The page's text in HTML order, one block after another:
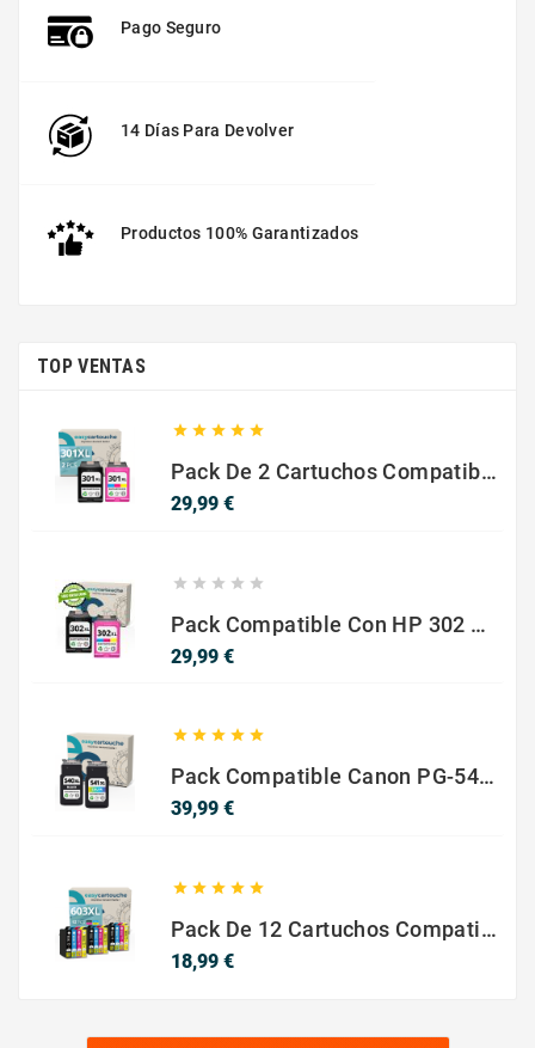
Pago Seguro
14 Días Para Devolver
Productos 100% Garantizados
TOP VENTAS
    
Pack De 2 Cartuchos Compatibles Con HP 301 XL Negro Y Color
29,99 €Precio
    
Pack Compatible Con HP 302 XL Negro Y Color - SIN NIVEL DE TINTA
29,99 €Precio
    
Pack Compatible Canon PG-540 XL / CL-541 XL ? Negro Y Color ? Alta Capacidad
39,99 €Precio
    
Pack De 12 Cartuchos Compatibles EPSON 603XL
18,99 €Precio